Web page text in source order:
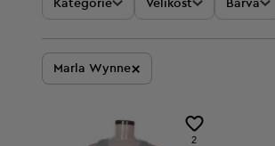
Kategorie Velikost Barva
Marla Wynne×
2